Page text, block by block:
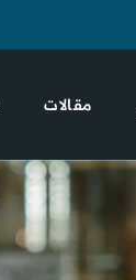
مقالات